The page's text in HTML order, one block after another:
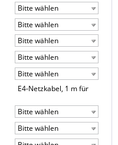
Bitte wählen
Bitte wählen
Bitte wählen
Bitte wählen
Bitte wählen
E4-Netzkabel, 1 m für
Bitte wählen
Bitte wählen